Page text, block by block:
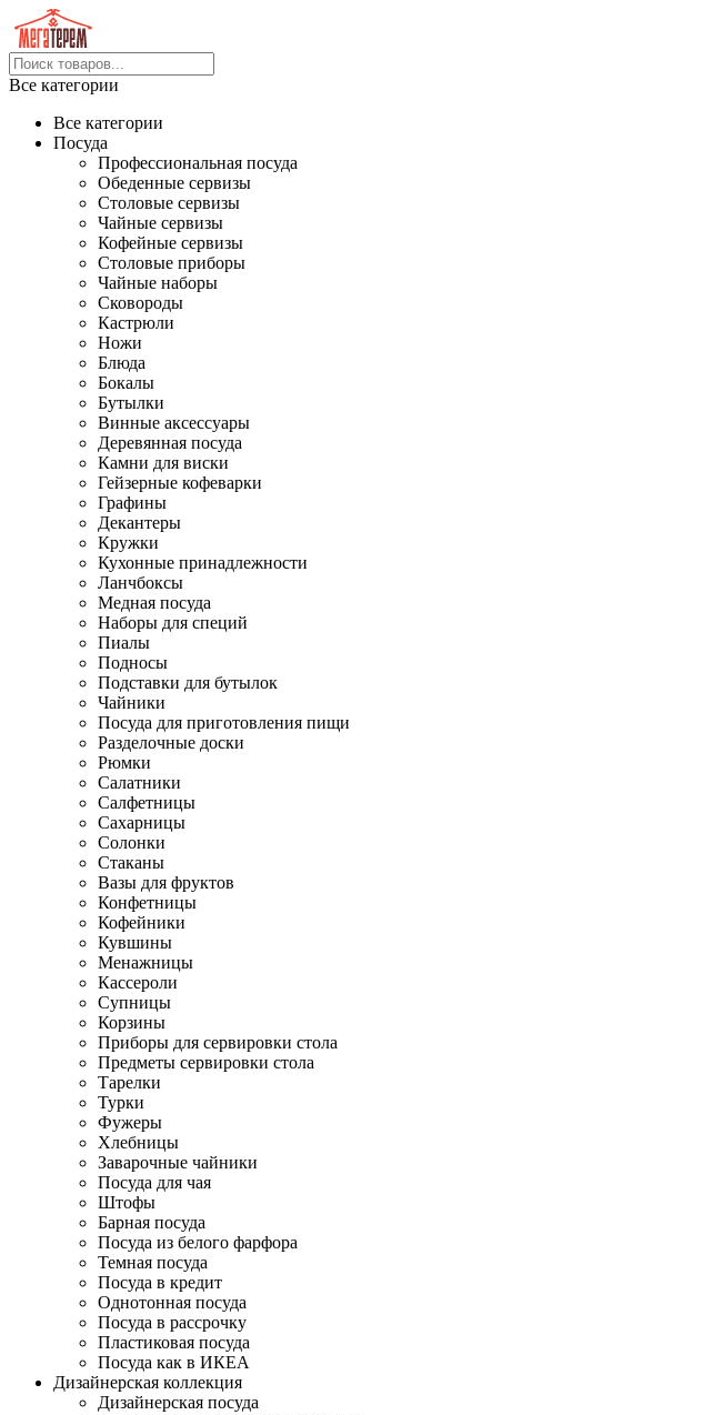
Все категории
Все категории
Посуда
Профессиональная посуда
Обеденные сервизы
Столовые сервизы
Чайные сервизы
Кофейные сервизы
Столовые приборы
Чайные наборы
Сковороды
Кастрюли
Ножи
Блюда
Бокалы
Бутылки
Винные аксессуары
Деревянная посуда
Камни для виски
Гейзерные кофеварки
Графины
Декантеры
Кружки
Кухонные принадлежности
Ланчбоксы
Медная посуда
Наборы для специй
Пиалы
Подносы
Подставки для бутылок
Чайники
Посуда для приготовления пищи
Разделочные доски
Рюмки
Салатники
Салфетницы
Сахарницы
Солонки
Стаканы
Вазы для фруктов
Конфетницы
Кофейники
Кувшины
Менажницы
Кассероли
Супницы
Корзины
Приборы для сервировки стола
Предметы сервировки стола
Тарелки
Турки
Фужеры
Хлебницы
Заварочные чайники
Посуда для чая
Штофы
Барная посуда
Посуда из белого фарфора
Темная посуда
Посуда в кредит
Однотонная посуда
Посуда в рассрочку
Пластиковая посуда
Посуда как в ИКЕА
Дизайнерская коллекция
Дизайнерская посуда